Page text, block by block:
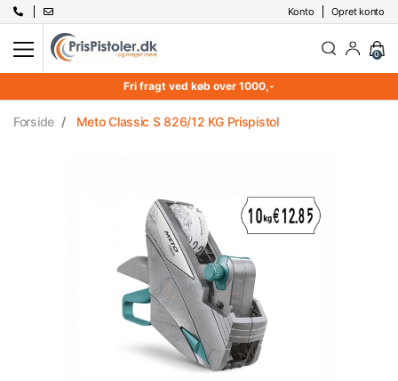
Konto Opret konto
0
Fri fragt ved køb over 1000,-
Forside Meto Classic S 826/12 KG Prispistol